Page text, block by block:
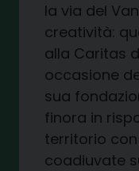
la via del
creatività:
alla Caritas
occasione
sua
finora in
territorio
coadiuvate